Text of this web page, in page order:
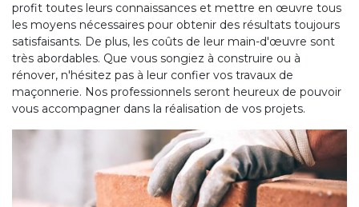
profit toutes leurs connaissances et mettre en œuvre tous
les moyens nécessaires pour obtenir des résultats toujours
satisfaisants. De plus, les coûts de leur main-d'œuvre sont
très abordables. Que vous songiez à construire ou à
rénover, n'hésitez pas à leur confier vos travaux de
maçonnerie. Nos professionnels seront heureux de pouvoir
vous accompagner dans la réalisation de vos projets.